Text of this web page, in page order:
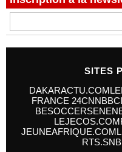
SITES
DAKARACTU.COM
FRANCE 24CNNBBC
BESOCCER
LEJECOS.COM
JEUNEAFRIQUE.COM
RTS.SN